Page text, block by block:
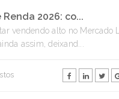
2026: co...
vendendo alto no Mercado
assim, deixand...